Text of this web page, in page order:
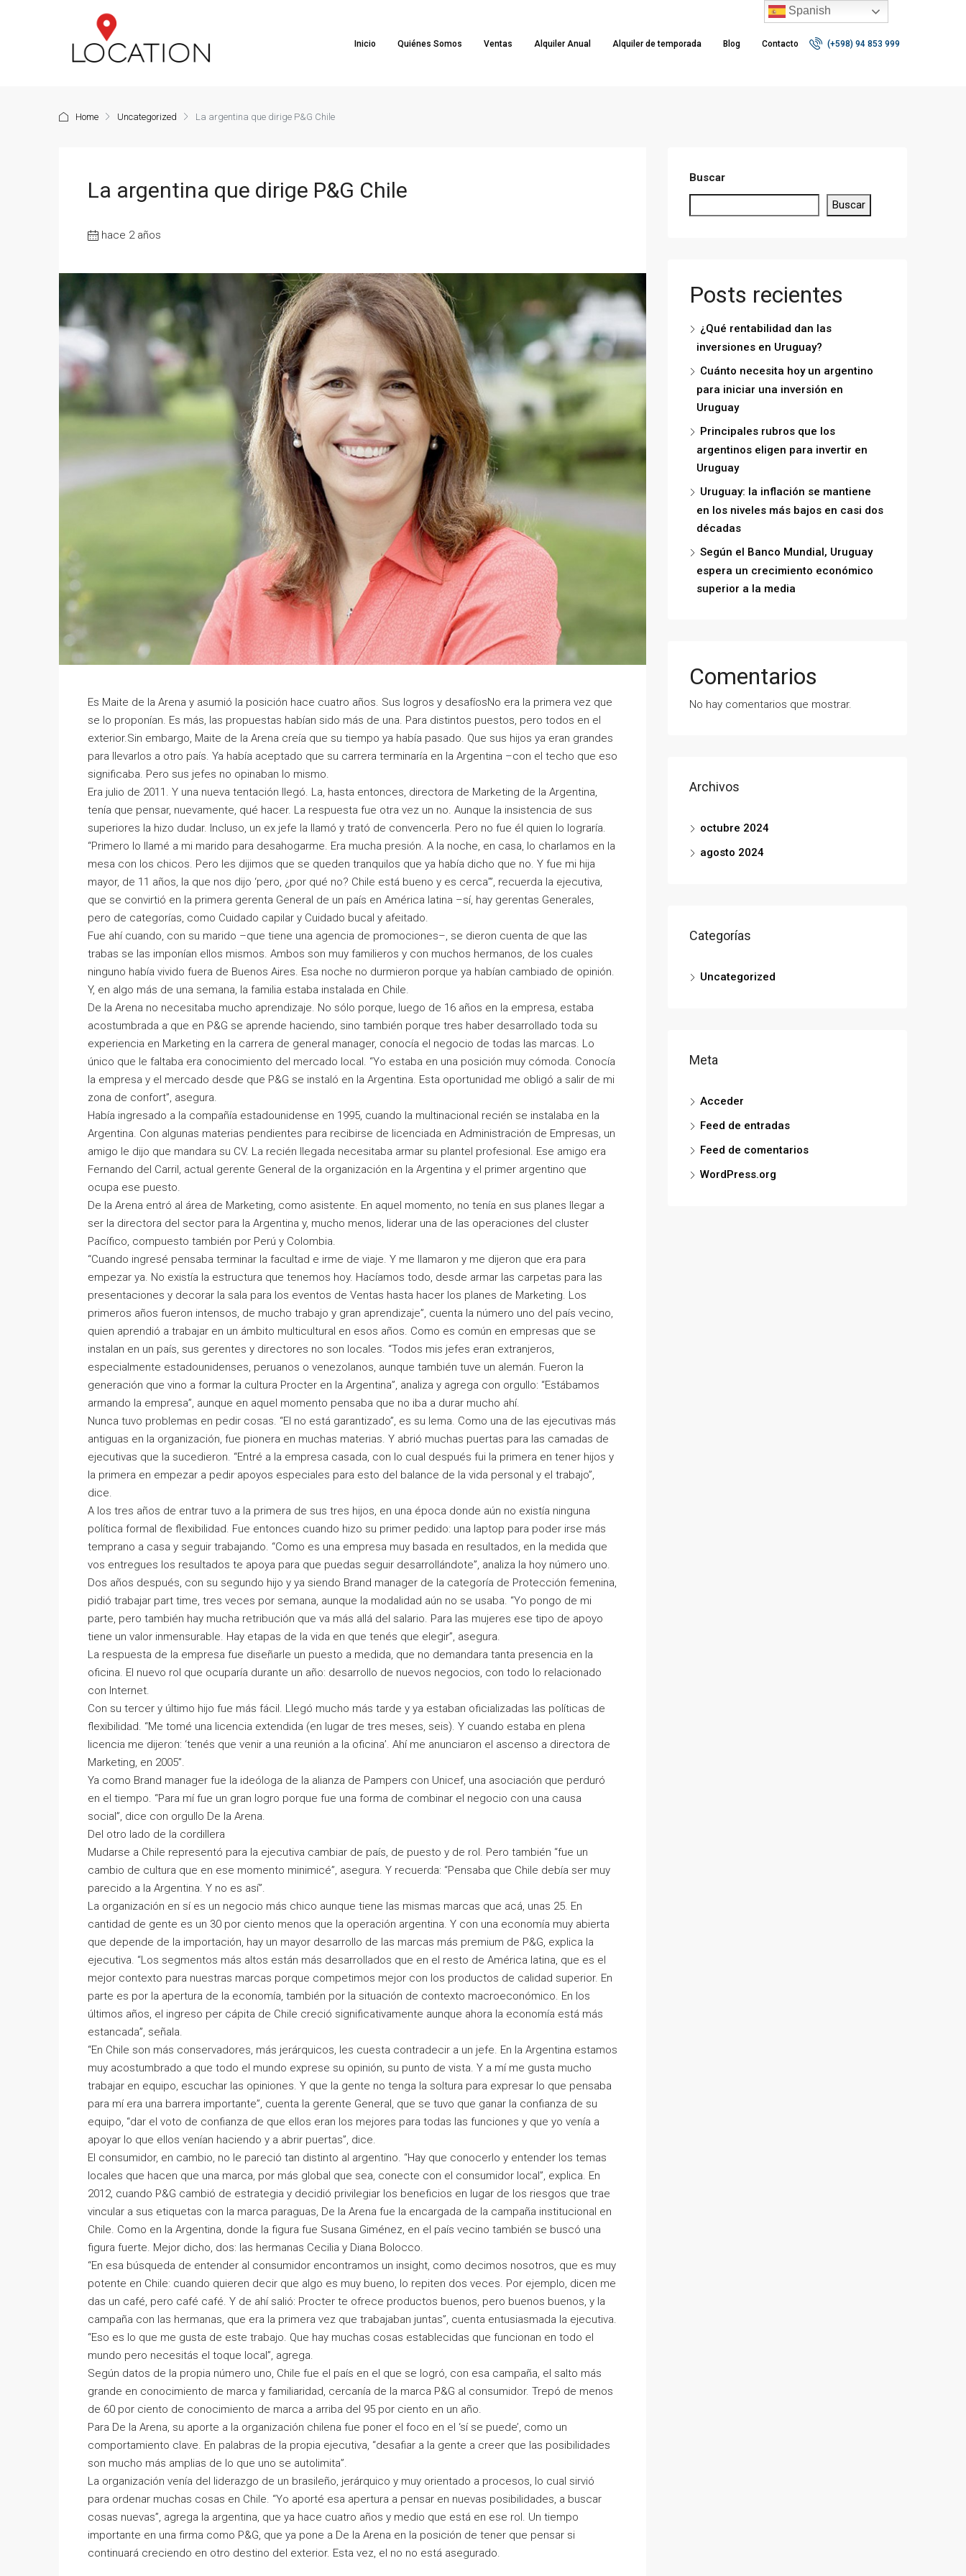
Inicio Quiénes Somos Ventas Alquiler Anual Alquiler de temporada Blog Contacto (+598) 94 853 999
Home Uncategorized La argentina que dirige P&G Chile
La argentina que dirige P&G Chile
hace 2 años
Es Maite de la Arena y asumió la posición hace cuatro años. Sus logros y desafíosNo era la primera vez que
se lo proponían. Es más, las propuestas habían sido más de una. Para distintos puestos, pero todos en el
exterior.Sin embargo, Maite de la Arena creía que su tiempo ya había pasado. Que sus hijos ya eran grandes
para llevarlos a otro país. Ya había aceptado que su carrera terminaría en la Argentina –con el techo que eso
significaba. Pero sus jefes no opinaban lo mismo.
Era julio de 2011. Y una nueva tentación llegó. La, hasta entonces, directora de Marketing de la Argentina,
tenía que pensar, nuevamente, qué hacer. La respuesta fue otra vez un no. Aunque la insistencia de sus
superiores la hizo dudar. Incluso, un ex jefe la llamó y trató de convencerla. Pero no fue él quien lo lograría.
“Primero lo llamé a mi marido para desahogarme. Era mucha presión. A la noche, en casa, lo charlamos en la
mesa con los chicos. Pero les dijimos que se queden tranquilos que ya había dicho que no. Y fue mi hija
mayor, de 11 años, la que nos dijo ‘pero, ¿por qué no? Chile está bueno y es cerca’”, recuerda la ejecutiva,
que se convirtió en la primera gerenta General de un país en América latina –sí, hay gerentas Generales,
pero de categorías, como Cuidado capilar y Cuidado bucal y afeitado.
Fue ahí cuando, con su marido –que tiene una agencia de promociones–, se dieron cuenta de que las
trabas se las imponían ellos mismos. Ambos son muy familieros y con muchos hermanos, de los cuales
ninguno había vivido fuera de Buenos Aires. Esa noche no durmieron porque ya habían cambiado de opinión.
Y, en algo más de una semana, la familia estaba instalada en Chile.
De la Arena no necesitaba mucho aprendizaje. No sólo porque, luego de 16 años en la empresa, estaba
acostumbrada a que en P&G se aprende haciendo, sino también porque tres haber desarrollado toda su
experiencia en Marketing en la carrera de general manager, conocía el negocio de todas las marcas. Lo
único que le faltaba era conocimiento del mercado local. “Yo estaba en una posición muy cómoda. Conocía
la empresa y el mercado desde que P&G se instaló en la Argentina. Esta oportunidad me obligó a salir de mi
zona de confort”, asegura.
Había ingresado a la compañía estadounidense en 1995, cuando la multinacional recién se instalaba en la
Argentina. Con algunas materias pendientes para recibirse de licenciada en Administración de Empresas, un
amigo le dijo que mandara su CV. La recién llegada necesitaba armar su plantel profesional. Ese amigo era
Fernando del Carril, actual gerente General de la organización en la Argentina y el primer argentino que
ocupa ese puesto.
De la Arena entró al área de Marketing, como asistente. En aquel momento, no tenía en sus planes llegar a
ser la directora del sector para la Argentina y, mucho menos, liderar una de las operaciones del cluster
Pacífico, compuesto también por Perú y Colombia.
“Cuando ingresé pensaba terminar la facultad e irme de viaje. Y me llamaron y me dijeron que era para
empezar ya. No existía la estructura que tenemos hoy. Hacíamos todo, desde armar las carpetas para las
presentaciones y decorar la sala para los eventos de Ventas hasta hacer los planes de Marketing. Los
primeros años fueron intensos, de mucho trabajo y gran aprendizaje”, cuenta la número uno del país vecino,
quien aprendió a trabajar en un ámbito multicultural en esos años. Como es común en empresas que se
instalan en un país, sus gerentes y directores no son locales. “Todos mis jefes eran extranjeros,
especialmente estadounidenses, peruanos o venezolanos, aunque también tuve un alemán. Fueron la
generación que vino a formar la cultura Procter en la Argentina”, analiza y agrega con orgullo: “Estábamos
armando la empresa”, aunque en aquel momento pensaba que no iba a durar mucho ahí.
Nunca tuvo problemas en pedir cosas. “El no está garantizado”, es su lema. Como una de las ejecutivas más
antiguas en la organización, fue pionera en muchas materias. Y abrió muchas puertas para las camadas de
ejecutivas que la sucedieron. “Entré a la empresa casada, con lo cual después fui la primera en tener hijos y
la primera en empezar a pedir apoyos especiales para esto del balance de la vida personal y el trabajo”,
dice.
A los tres años de entrar tuvo a la primera de sus tres hijos, en una época donde aún no existía ninguna
política formal de flexibilidad. Fue entonces cuando hizo su primer pedido: una laptop para poder irse más
temprano a casa y seguir trabajando. “Como es una empresa muy basada en resultados, en la medida que
vos entregues los resultados te apoya para que puedas seguir desarrollándote”, analiza la hoy número uno.
Dos años después, con su segundo hijo y ya siendo Brand manager de la categoría de Protección femenina,
pidió trabajar part time, tres veces por semana, aunque la modalidad aún no se usaba. “Yo pongo de mi
parte, pero también hay mucha retribución que va más allá del salario. Para las mujeres ese tipo de apoyo
tiene un valor inmensurable. Hay etapas de la vida en que tenés que elegir”, asegura.
La respuesta de la empresa fue diseñarle un puesto a medida, que no demandara tanta presencia en la
oficina. El nuevo rol que ocuparía durante un año: desarrollo de nuevos negocios, con todo lo relacionado
con Internet.
Con su tercer y último hijo fue más fácil. Llegó mucho más tarde y ya estaban oficializadas las políticas de
flexibilidad. “Me tomé una licencia extendida (en lugar de tres meses, seis). Y cuando estaba en plena
licencia me dijeron: ‘tenés que venir a una reunión a la oficina’. Ahí me anunciaron el ascenso a directora de
Marketing, en 2005”.
Ya como Brand manager fue la ideóloga de la alianza de Pampers con Unicef, una asociación que perduró
en el tiempo. “Para mí fue un gran logro porque fue una forma de combinar el negocio con una causa
social”, dice con orgullo De la Arena.
Del otro lado de la cordillera
Mudarse a Chile representó para la ejecutiva cambiar de país, de puesto y de rol. Pero también “fue un
cambio de cultura que en ese momento minimicé”, asegura. Y recuerda: “Pensaba que Chile debía ser muy
parecido a la Argentina. Y no es así”.
La organización en sí es un negocio más chico aunque tiene las mismas marcas que acá, unas 25. En
cantidad de gente es un 30 por ciento menos que la operación argentina. Y con una economía muy abierta
que depende de la importación, hay un mayor desarrollo de las marcas más premium de P&G, explica la
ejecutiva. “Los segmentos más altos están más desarrollados que en el resto de América latina, que es el
mejor contexto para nuestras marcas porque competimos mejor con los productos de calidad superior. En
parte es por la apertura de la economía, también por la situación de contexto macroeconómico. En los
últimos años, el ingreso per cápita de Chile creció significativamente aunque ahora la economía está más
estancada”, señala.
“En Chile son más conservadores, más jerárquicos, les cuesta contradecir a un jefe. En la Argentina estamos
muy acostumbrado a que todo el mundo exprese su opinión, su punto de vista. Y a mí me gusta mucho
trabajar en equipo, escuchar las opiniones. Y que la gente no tenga la soltura para expresar lo que pensaba
para mí era una barrera importante”, cuenta la gerente General, que se tuvo que ganar la confianza de su
equipo, “dar el voto de confianza de que ellos eran los mejores para todas las funciones y que yo venía a
apoyar lo que ellos venían haciendo y a abrir puertas”, dice.
El consumidor, en cambio, no le pareció tan distinto al argentino. “Hay que conocerlo y entender los temas
locales que hacen que una marca, por más global que sea, conecte con el consumidor local”, explica. En
2012, cuando P&G cambió de estrategia y decidió privilegiar los beneficios en lugar de los riesgos que trae
vincular a sus etiquetas con la marca paraguas, De la Arena fue la encargada de la campaña institucional en
Chile. Como en la Argentina, donde la figura fue Susana Giménez, en el país vecino también se buscó una
figura fuerte. Mejor dicho, dos: las hermanas Cecilia y Diana Bolocco.
“En esa búsqueda de entender al consumidor encontramos un insight, como decimos nosotros, que es muy
potente en Chile: cuando quieren decir que algo es muy bueno, lo repiten dos veces. Por ejemplo, dicen me
das un café, pero café café. Y de ahí salió: Procter te ofrece productos buenos, pero buenos buenos, y la
campaña con las hermanas, que era la primera vez que trabajaban juntas”, cuenta entusiasmada la ejecutiva.
“Eso es lo que me gusta de este trabajo. Que hay muchas cosas establecidas que funcionan en todo el
mundo pero necesitás el toque local”, agrega.
Según datos de la propia número uno, Chile fue el país en el que se logró, con esa campaña, el salto más
grande en conocimiento de marca y familiaridad, cercanía de la marca P&G al consumidor. Trepó de menos
de 60 por ciento de conocimiento de marca a arriba del 95 por ciento en un año.
Para De la Arena, su aporte a la organización chilena fue poner el foco en el ‘sí se puede’, como un
comportamiento clave. En palabras de la propia ejecutiva, “desafiar a la gente a creer que las posibilidades
son mucho más amplias de lo que uno se autolimita”.
La organización venía del liderazgo de un brasileño, jerárquico y muy orientado a procesos, lo cual sirvió
para ordenar muchas cosas en Chile. “Yo aporté esa apertura a pensar en nuevas posibilidades, a buscar
cosas nuevas”, agrega la argentina, que ya hace cuatro años y medio que está en ese rol. Un tiempo
importante en una firma como P&G, que ya pone a De la Arena en la posición de tener que pensar si
continuará creciendo en otro destino del exterior. Esta vez, el no no está asegurado.
Buscar
Buscar
Posts recientes
¿Qué rentabilidad dan las
inversiones en Uruguay?
Cuánto necesita hoy un argentino
para iniciar una inversión en
Uruguay
Principales rubros que los
argentinos eligen para invertir en
Uruguay
Uruguay: la inflación se mantiene
en los niveles más bajos en casi dos
décadas
Según el Banco Mundial, Uruguay
espera un crecimiento económico
superior a la media
Comentarios
No hay comentarios que mostrar.
Archivos
octubre 2024
agosto 2024
Categorías
Uncategorized
Meta
Acceder
Feed de entradas
Feed de comentarios
WordPress.org
Spanish